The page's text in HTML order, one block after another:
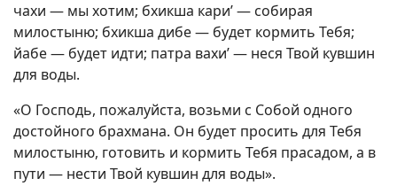
чахи — мы хотим; бхикша кари’ — собирая
милостыню; бхикша дибе — будет кормить Тебя;
йабе — будет идти; патра вахи’ — неся Твой кувшин
для воды.
«О Господь, пожалуйста, возьми с Собой одного
достойного брахмана. Он будет просить для Тебя
милостыню, готовить и кормить Тебя прасадом, а в
пути — нести Твой кувшин для воды».